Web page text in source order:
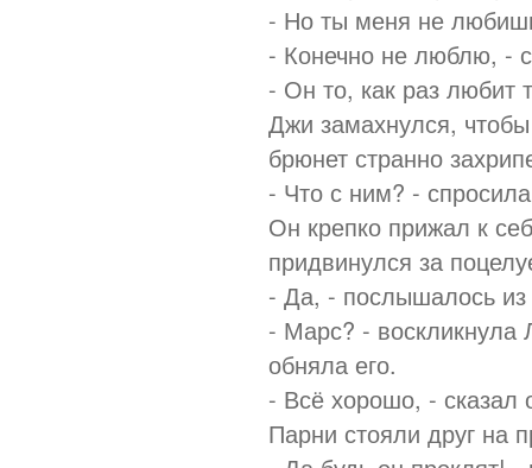
- Но ты меня не
- Конечно не люблю, -
- Он то, как раз любит
Джи замахнулся,
брюнет странно
- Что с ним? -
Он крепко прижал к
придвинулся за
- Да, - послышалось
- Марс? -
обняла его.
- Всё хорошо, - сказал
Парни стояли друг на